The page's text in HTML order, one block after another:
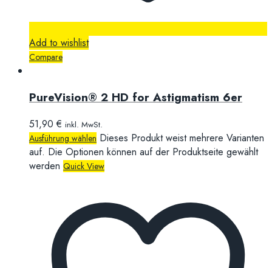
Add to wishlist
Compare
PureVision® 2 HD for Astigmatism 6er
51,90€ inkl. MwSt.
Ausführung wählen Dieses Produkt weist mehrere Varianten
auf. Die Optionen können auf der Produktseite gewählt
werden Quick View